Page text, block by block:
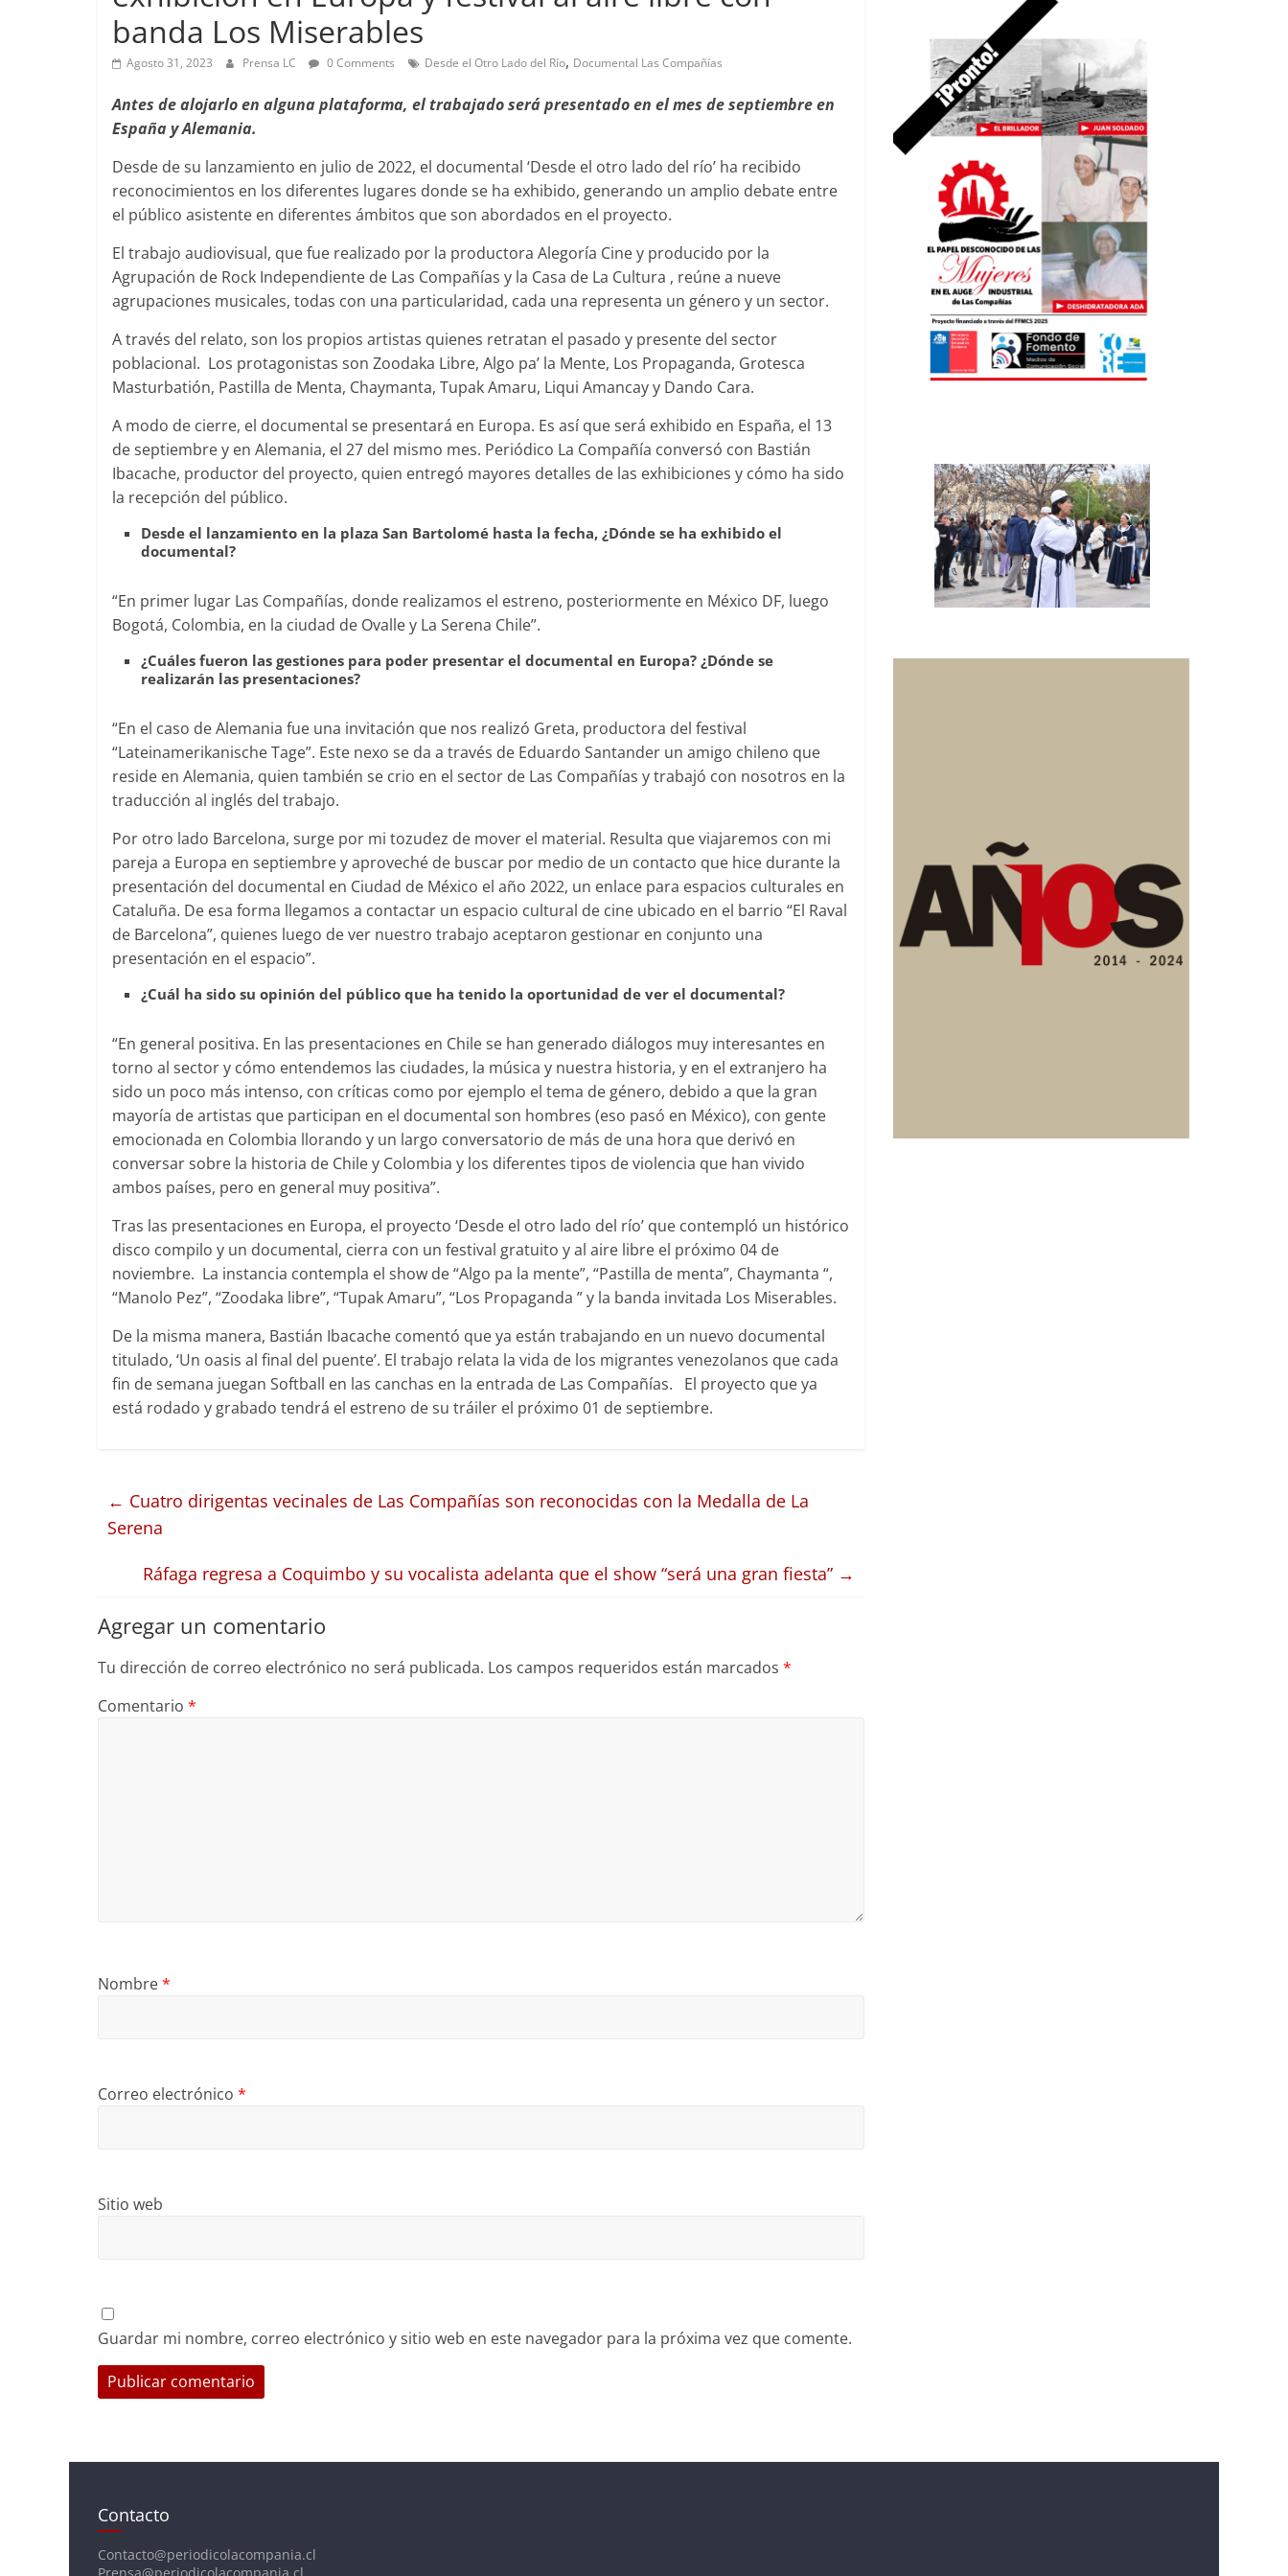
banda Los Miserables
Agosto 31, 2023 Prensa LC 0 Comments Desde el Otro Lado del Río, Documental Las Compañías
Antes de alojarlo en alguna plataforma, el trabajado será presentado en el mes de septiembre en
España y Alemania.
Desde de su lanzamiento en julio de 2022, el documental ‘Desde el otro lado del río’ ha recibido
reconocimientos en los diferentes lugares donde se ha exhibido, generando un amplio debate entre
el público asistente en diferentes ámbitos que son abordados en el proyecto.
El trabajo audiovisual, que fue realizado por la productora Alegoría Cine y producido por la
Agrupación de Rock Independiente de Las Compañías y la Casa de La Cultura , reúne a nueve
agrupaciones musicales, todas con una particularidad, cada una representa un género y un sector.
A través del relato, son los propios artistas quienes retratan el pasado y presente del sector
poblacional. Los protagonistas son Zoodaka Libre, Algo pa’ la Mente, Los Propaganda, Grotesca
Masturbatión, Pastilla de Menta, Chaymanta, Tupak Amaru, Liqui Amancay y Dando Cara.
A modo de cierre, el documental se presentará en Europa. Es así que será exhibido en España, el 13
de septiembre y en Alemania, el 27 del mismo mes. Periódico La Compañía conversó con Bastián
Ibacache, productor del proyecto, quien entregó mayores detalles de las exhibiciones y cómo ha sido
la recepción del público.
Desde el lanzamiento en la plaza San Bartolomé hasta la fecha, ¿Dónde se ha exhibido el
documental?
“En primer lugar Las Compañías, donde realizamos el estreno, posteriormente en México DF, luego
Bogotá, Colombia, en la ciudad de Ovalle y La Serena Chile”.
¿Cuáles fueron las gestiones para poder presentar el documental en Europa? ¿Dónde se
realizarán las presentaciones?
“En el caso de Alemania fue una invitación que nos realizó Greta, productora del festival
“Lateinamerikanische Tage”. Este nexo se da a través de Eduardo Santander un amigo chileno que
reside en Alemania, quien también se crio en el sector de Las Compañías y trabajó con nosotros en la
traducción al inglés del trabajo.
Por otro lado Barcelona, surge por mi tozudez de mover el material. Resulta que viajaremos con mi
pareja a Europa en septiembre y aproveché de buscar por medio de un contacto que hice durante la
presentación del documental en Ciudad de México el año 2022, un enlace para espacios culturales en
Cataluña. De esa forma llegamos a contactar un espacio cultural de cine ubicado en el barrio “El Raval
de Barcelona”, quienes luego de ver nuestro trabajo aceptaron gestionar en conjunto una
presentación en el espacio”.
¿Cuál ha sido su opinión del público que ha tenido la oportunidad de ver el documental?
“En general positiva. En las presentaciones en Chile se han generado diálogos muy interesantes en
torno al sector y cómo entendemos las ciudades, la música y nuestra historia, y en el extranjero ha
sido un poco más intenso, con críticas como por ejemplo el tema de género, debido a que la gran
mayoría de artistas que participan en el documental son hombres (eso pasó en México), con gente
emocionada en Colombia llorando y un largo conversatorio de más de una hora que derivó en
conversar sobre la historia de Chile y Colombia y los diferentes tipos de violencia que han vivido
ambos países, pero en general muy positiva”.
Tras las presentaciones en Europa, el proyecto ‘Desde el otro lado del río’ que contempló un histórico
disco compilo y un documental, cierra con un festival gratuito y al aire libre el próximo 04 de
noviembre. La instancia contempla el show de “Algo pa la mente”, “Pastilla de menta”, Chaymanta “,
“Manolo Pez”, “Zoodaka libre”, “Tupak Amaru”, “Los Propaganda ” y la banda invitada Los Miserables.
De la misma manera, Bastián Ibacache comentó que ya están trabajando en un nuevo documental
titulado, ‘Un oasis al final del puente’. El trabajo relata la vida de los migrantes venezolanos que cada
fin de semana juegan Softball en las canchas en la entrada de Las Compañías. El proyecto que ya
está rodado y grabado tendrá el estreno de su tráiler el próximo 01 de septiembre.
← Cuatro dirigentas vecinales de Las Compañías son reconocidas con la Medalla de La
Serena
Ráfaga regresa a Coquimbo y su vocalista adelanta que el show “será una gran fiesta” →
Agregar un comentario
Tu dirección de correo electrónico no será publicada. Los campos requeridos están marcados *
Comentario *
Nombre*
Correo electrónico *
Sitio web
Guardar mi nombre, correo electrónico y sitio web en este navegador para la próxima vez que comente.
Preocupa abandono de casa
Contacto
Contacto@periodicolacompania.cl